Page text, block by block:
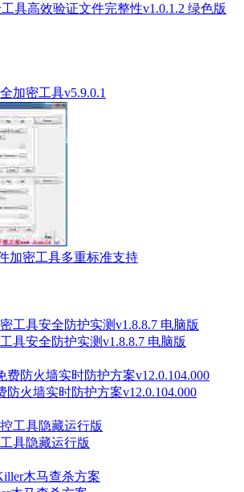
具高效验证文件完整性v1.0.1.2 绿色版
加密工具v5.9.0.1
加密工具多重标准支持
具安全防护实测v1.8.8.7 电脑版
防火墙实时防护方案v12.0.104.000
具隐藏运行版